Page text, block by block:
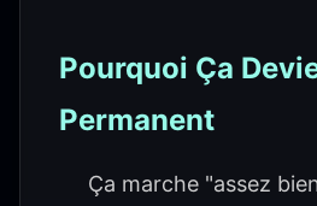
Pourquoi Ça
Permanent
Ça marche "assez